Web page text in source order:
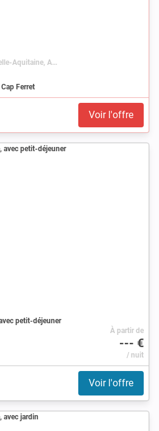
Lège Cap Ferret, France, Nouvelle-Aquitaine, Aquitaine, Gironde
Ferret
Voir l'offre
petit-déjeuner
À partir de
--- €
/ nuit
Voir l'offre